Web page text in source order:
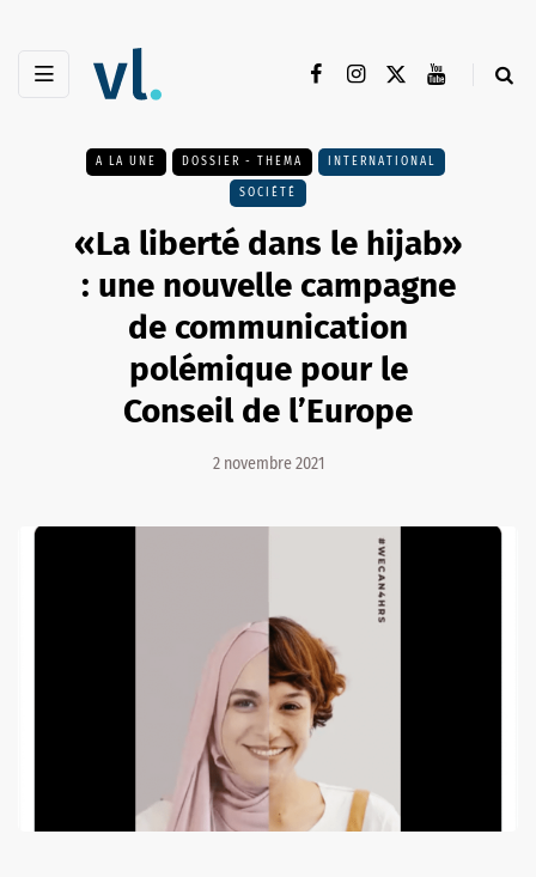
A LA UNE DOSSIER - THEMA INTERNATIONAL
SOCIÉTÉ
«La liberté dans le hijab»
: une nouvelle campagne
de communication
polémique pour le
Conseil de l’Europe
2 novembre 2021